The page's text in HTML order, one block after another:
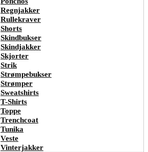
Regnjakker
Rullekraver
Shorts
Skindbukser
Skindjakker
Skjorter
Strik
Strømpebukser
Strømper
Sweatshirts
T-Shirts
Toppe
Trenchcoat
Tunika
Veste
Vinterjakker